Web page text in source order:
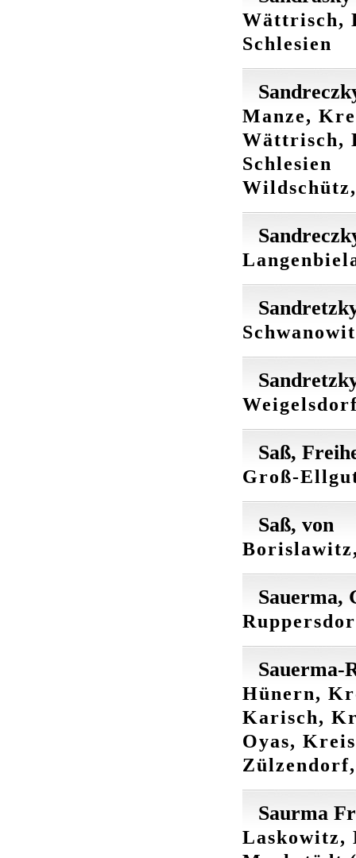
Wättrisch,
Schlesien
Manze,
Wättrisch,
Schlesien
Saß,
Groß-
Saß, von
Sauerma,
Sauerma-
Hünern,
Karisch,
Oyas,
Saurma
Laskowitz,